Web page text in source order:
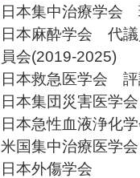
日本集中治療学会
日本麻酔学会 代議
員会(2019-2025)
日本救急医学会
日本集団災害医学
日本急性血液浄化
米国集中治療医学会
日本外傷学会